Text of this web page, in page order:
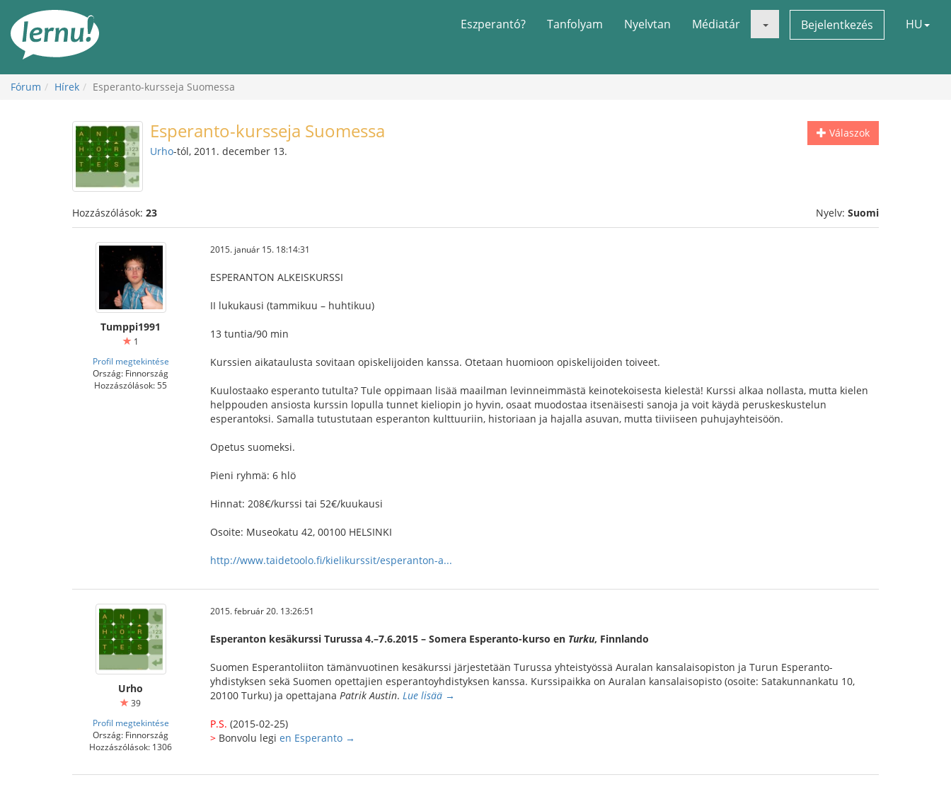
Eszperantó? Tanfolyam Nyelvtan Médiatár Bejelentkezés HU
Fórum Hírek Esperanto-kursseja Suomessa
Válaszok
Esperanto-kursseja Suomessa
Urho-tól, 2011. december 13.
Hozzászólások: 23 Nyelv: Suomi
Tumppi1991
1
Profil megtekintése
Ország: Finnország
Hozzászólások: 55
2015. január 15. 18:14:31
ESPERANTON ALKEISKURSSI
II lukukausi (tammikuu – huhtikuu)
13 tuntia/90 min
Kurssien aikataulusta sovitaan opiskelijoiden kanssa. Otetaan huomioon opiskelijoiden toiveet.
Kuulostaako esperanto tutulta? Tule oppimaan lisää maailman levinneimmästä keinotekoisesta kielestä! Kurssi alkaa nollasta, mutta kielen
helppouden ansiosta kurssin lopulla tunnet kieliopin jo hyvin, osaat muodostaa itsenäisesti sanoja ja voit käydä peruskeskustelun
esperantoksi. Samalla tutustutaan esperanton kulttuuriin, historiaan ja hajalla asuvan, mutta tiiviiseen puhujayhteisöön.
Opetus suomeksi.
Pieni ryhmä: 6 hlö
Hinnat: 208€/kurssi tai 52€/kuukausi
Osoite: Museokatu 42, 00100 HELSINKI
http://www.taidetoolo.fi/kielikurssit/esperanton-a...
Urho
39
Profil megtekintése
Ország: Finnország
Hozzászólások: 1306
2015. február 20. 13:26:51
Esperanton kesäkurssi Turussa 4.–7.6.2015 – Somera Esperanto-kurso en Turku, Finnlando
Suomen Esperantoliiton tämänvuotinen kesäkurssi järjestetään Turussa yhteistyössä Auralan kansalaisopiston ja Turun Esperanto-
yhdistyksen sekä Suomen opettajien esperantoyhdistyksen kanssa. Kurssipaikka on Auralan kansalaisopisto (osoite: Satakunnankatu 10,
20100 Turku) ja opettajana Patrik Austin. Lue lisää →
P.S. (2015-02-25)
> Bonvolu legi en Esperanto →